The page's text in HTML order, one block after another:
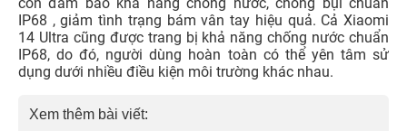
IP68 , giảm tình trạng bám vân tay hiệu quả. Cả Xiaomi
14 Ultra cũng được trang bị khả năng chống nước chuẩn
IP68, do đó, người dùng hoàn toàn có thể yên tâm sử
dụng dưới nhiều điều kiện môi trường khác nhau.
Xem thêm bài viết: